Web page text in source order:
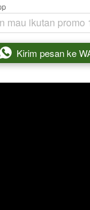
mau ikutan promo
` Kirim pesan ke